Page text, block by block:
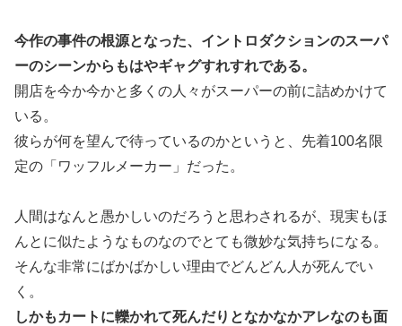
今作の事件の根源となった、イントロダクションのスーパ
ーのシーンからもはやギャグすれすれである。
開店を今か今かと多くの人々がスーパーの前に詰めかけて
いる。
彼らが何を望んで待っているのかというと、先着100名限
定の「ワッフルメーカー」だった。
人間はなんと愚かしいのだろうと思わされるが、現実もほ
んとに似たようなものなのでとても微妙な気持ちになる。
そんな非常にばかばかしい理由でどんどん人が死んでい
く。
しかもカートに轢かれて死んだりとなかなかアレなのも面